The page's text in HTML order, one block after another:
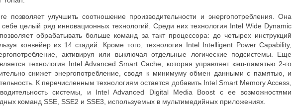
позволяет улучшить соотношение производительности и энергопотребления. Она
целый ряд инновационных технологий. Среди них технология Intel Wide Dynamic
обрабатывать больше команд за такт процессора: до четырех инструкций
конвейер из 14 стадий. Кроме того, технология Intel Intelligent Power Capability,
активируя или выключая отдельные логические подсистемы. Еще
технология Intel Advanced Smart Cache, которая управляет кэш-памятью 2-го
снижет энергопотребление, сводя к минимуму обмен данными с памятью, и
К перечисленным технологиям остается добавить Intel Smart Memory Access,
системы, и Intel Advanced Digital Media Boost с ее возможностями
команд SSE, SSE2 и SSE3, используемых в мультимедийных приложениях.